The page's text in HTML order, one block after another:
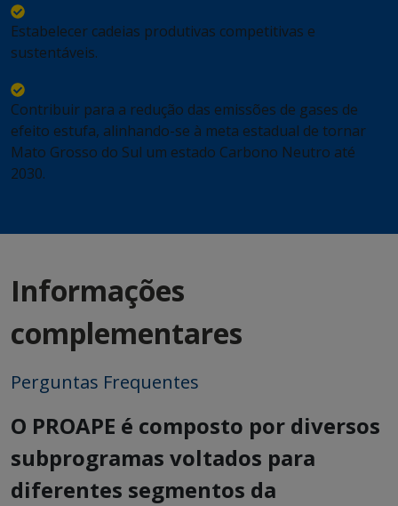
Estabelecer cadeias produtivas competitivas e
sustentáveis.
Contribuir para a redução das emissões de gases de
efeito estufa, alinhando-se à meta estadual de tornar
Mato Grosso do Sul um estado Carbono Neutro até
2030.
Informações
complementares
Perguntas Frequentes
O PROAPE é composto por diversos
subprogramas voltados para
diferentes segmentos da